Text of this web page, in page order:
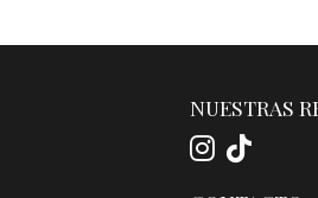
NUESTRAS